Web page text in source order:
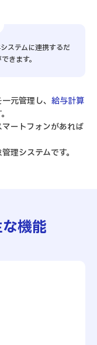
ステムに連携するだ
きます。
元管理し、 給与計算
ートフォンがあれば
理システムです。
機能